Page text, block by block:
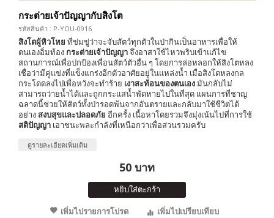
กระต่ายเจ้าปัญญากับสิงโต
รหัสสินค้า : P-YOU-0916
สิงโตผู้หิวโหย ที่ข่มขู่ว่าจะจับสัตว์ทุกตัวในป่ากินเป็นอาหารเพื่อให้
ตนเองอิ่มท้องกระต่ายเจ้าปัญญาจึงอาสาใช้ไหวพริบเข้าแก้ไข
สถานการณ์เพื่อปกป้องเพื่อนสัตว์ตัวอื่น ๆ โดยการล่อหลอกให้สิงโตหลง
เชื่อว่ามีคู่แข่งที่แข็งแกร่งอีกตัวอาศัยอยู่ในแหล่งน้ำ เมื่อสิงโตหลงกล
กระโดดลงไปเพื่อหวังจะทำร้าย เงาสะท้อนของตนเองมันกลับไม่
สามารถว่ายน้ำได้และถูกกระแสน้ำพัดหายไปในที่สุด แผนการที่ชาญ
ฉลาดนี้ช่วยให้สัตว์ทั้งป่ารอดพ้นจากอันตรายและกลับมาใช้ชีวิตได้
อย่างสงบสุขและปลอดภัย อีกครั้ง เนื้อหาโดยรวมจึงมุ่งเน้นไปที่การใช้
สติปัญญา เอาชนะพละกำลังที่เหนือกว่าเพื่อส่วนรวมครับ
ดูรายละเอียดเพิ่มเติม
50 บาท
หยิบใส่ตะกร้า
เพิ่มไปรายการโปรด
เพิ่มไปเปรียบเทียบ